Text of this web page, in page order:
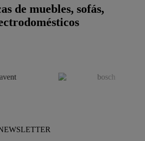
de muebles, sofás,